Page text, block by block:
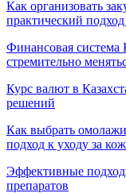
Как организовать
практический
Финансовая система
стремительно
Курс валют в
решений
Как выбрать
подход к уходу за
Эффективные
препаратов